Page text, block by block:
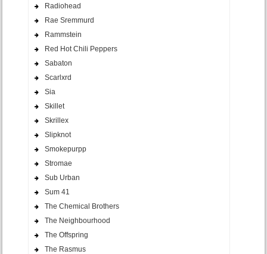
Radiohead
Rae Sremmurd
Rammstein
Red Hot Chili Peppers
Sabaton
Scarlxrd
Sia
Skillet
Skrillex
Slipknot
Smokepurpp
Stromae
Sub Urban
Sum 41
The Chemical Brothers
The Neighbourhood
The Offspring
The Rasmus